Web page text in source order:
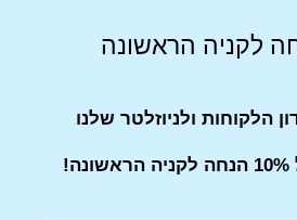
הסניף ייצור עמכם קשר תוך 2 ימי עסקים מרגע ביצוע ההזמנה באתר
סניף שתרצו.לרשימת הסניפים שלנו
הלקוחות ולניוזלטר שלנו